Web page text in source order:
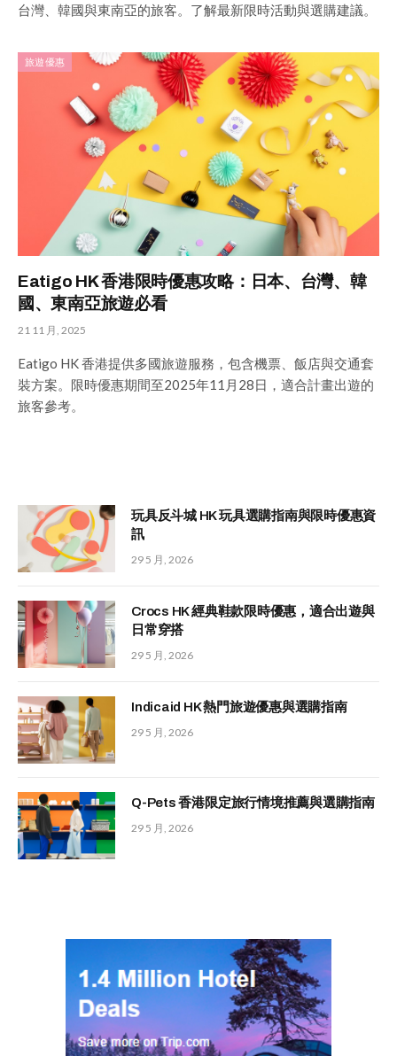
台灣、韓國與東南亞的旅客。了解最新限時活動與選購建議。
旅遊優惠
Eatigo HK 香港限時優惠攻略：日本、台灣、韓
國、東南亞旅遊必看
21 11 月, 2025
Eatigo HK 香港提供多國旅遊服務，包含機票、飯店與交通套
裝方案。限時優惠期間至2025年11月28日，適合計畫出遊的
旅客參考。
玩具反斗城 HK 玩具選購指南與限時優惠資
訊
29 5 月, 2026
Crocs HK 經典鞋款限時優惠，適合出遊與
日常穿搭
29 5 月, 2026
Indicaid HK 熱門旅遊優惠與選購指南
29 5 月, 2026
Q-Pets 香港限定旅行情境推薦與選購指南
29 5 月, 2026